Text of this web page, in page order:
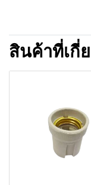
สินค้าที่เกี่